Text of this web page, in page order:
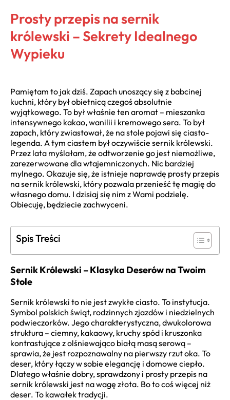
Prosty przepis na sernik
królewski – Sekrety Idealnego
Wypieku
Pamiętam to jak dziś. Zapach unoszący się z babcinej
kuchni, który był obietnicą czegoś absolutnie
wyjątkowego. To był właśnie ten aromat – mieszanka
intensywnego kakao, wanilii i kremowego sera. To był
zapach, który zwiastował, że na stole pojawi się ciasto-
legenda. A tym ciastem był oczywiście sernik królewski.
Przez lata myślałam, że odtworzenie go jest niemożliwe,
zarezerwowane dla wtajemniczonych. Nic bardziej
mylnego. Okazuje się, że istnieje naprawdę prosty przepis
na sernik królewski, który pozwala przenieść tę magię do
własnego domu. I dzisiaj się nim z Wami podzielę.
Obiecuję, będziecie zachwyceni.
Spis Treści
Sernik Królewski – Klasyka Deserów na Twoim
Stole
Sernik królewski to nie jest zwykłe ciasto. To instytucja.
Symbol polskich świąt, rodzinnych zjazdów i niedzielnych
podwieczorków. Jego charakterystyczna, dwukolorowa
struktura – ciemny, kakaowy, kruchy spód i kruszonka
kontrastujące z olśniewająco białą masą serową –
sprawia, że jest rozpoznawalny na pierwszy rzut oka. To
deser, który łączy w sobie elegancję i domowe ciepło.
Dlatego właśnie dobry, sprawdzony i prosty przepis na
sernik królewski jest na wagę złota. Bo to coś więcej niż
deser. To kawałek tradycji.